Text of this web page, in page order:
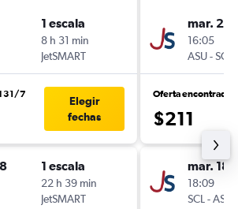
1 escala
8 h 31 min
JetSMART
31/7
Elegir
fechas
1 escala
22 h 39 min
JetSMART
mar.
16:05
ASU-SCL
Oferta encontrada
$211
mar.
18:09
SCL -ASU